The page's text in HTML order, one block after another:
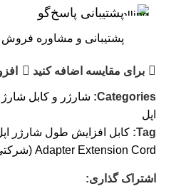
پشتیبانی پاسخ‌گو
پشتیبانی و مشاوره فروش
برای مقایسه اضافه کنید
Categories: شارژر و کابل شارژ
اپل
Tag:
Adapter Extension Cord (شرکتی)
اشتراک گذاری: